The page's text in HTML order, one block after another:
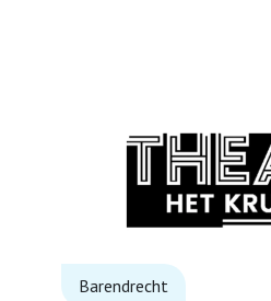
Barendrecht